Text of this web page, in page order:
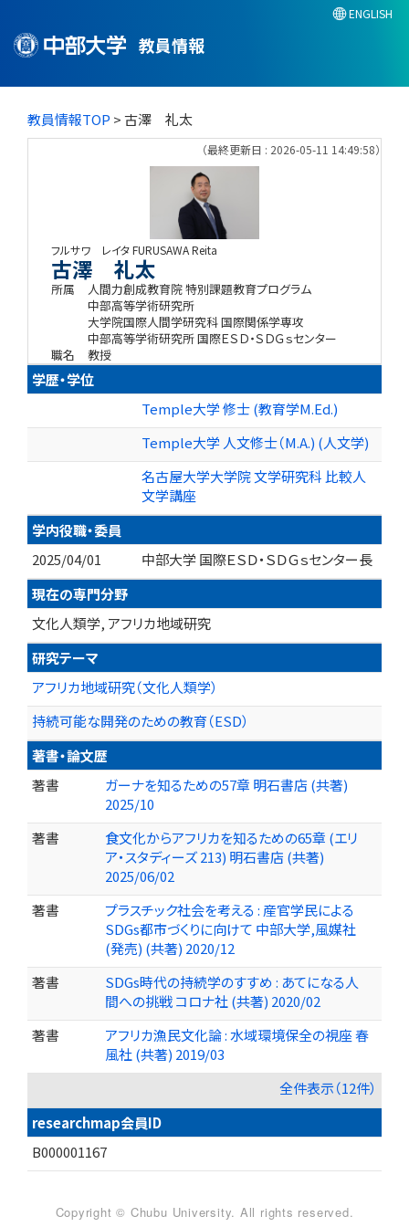
教員情報
ENGLISH
教員情報TOP > 古澤 礼太
（最終更新日 : 2026-05-11 14:49:58）
フルサワ レイタFURUSAWA Reita
古澤 礼太
所属
人間力創成教育院 特別課題教育プログラム
中部高等学術研究所
大学院国際人間学研究科 国際関係学専攻
中部高等学術研究所 国際ＥＳＤ・ＳＤＧｓセンター
職名
教授
学歴・学位
Temple大学 修士 (教育学M.Ed.)
Temple大学 人文修士（M.A.) (人文学)
名古屋大学大学院 文学研究科 比較人
文学講座
学内役職・委員
2025/04/01
中部大学 国際ＥＳＤ・ＳＤＧｓセンター長
現在の専門分野
文化人類学, アフリカ地域研究
研究テーマ
アフリカ地域研究（文化人類学）
持続可能な開発のための教育（ESD）
著書・論文歴
著書
ガーナを知るための57章 明石書店 (共著)
2025/10
著書
食文化からアフリカを知るための65章 (エリ
ア・スタディーズ 213) 明石書店 (共著)
2025/06/02
著書
プラスチック社会を考える : 産官学民による
SDGs都市づくりに向けて 中部大学,風媒社
(発売) (共著) 2020/12
著書
SDGs時代の持続学のすすめ : あてになる人
間への挑戦 コロナ社 (共著) 2020/02
著書
アフリカ漁民文化論 : 水域環境保全の視座 春
風社 (共著) 2019/03
全件表示（12件）
researchmap会員ID
B000001167
Copyright © Chubu University. All rights reserved.